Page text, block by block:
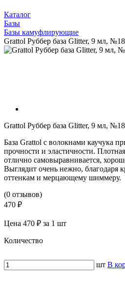
Каталог
Базы
Базы камуфлирующие
Grattol Руббер база Glitter, 9 мл, №18
Grattol Руббер база Glitter, 9 мл, №18
База Grattol с волокнами каучука
прочности и эластичности.
отлично самовыравнивается,
Выглядит очень нежно, благодаря
оттенкам и мерцающему шиммеру.
(0 отзывов)
470 ₽
Цена 470 ₽ за 1 шт
Количество
шт В